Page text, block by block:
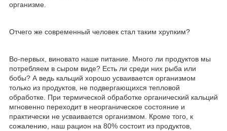
организме.
Отчего же современный человек стал таким хрупким?
Во-первых, виновато наше питание. Много ли продуктов мы
потребляем в сыром виде? Есть ли среди них рыба или
бобы? А ведь кальций хорошо усваивается организмом
только из продуктов, не подвергающихся тепловой
обработке. При термической обработке органический кальций
мгновенно переходит в неорганическое состояние и
практически не усваивается организмом. Кроме того, к
сожалению, наш рацион на 80% состоит из продуктов,